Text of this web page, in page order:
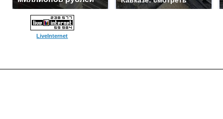
LiveInternet